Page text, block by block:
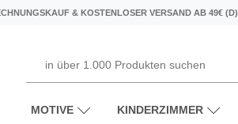
& KOSTENLOSER VERSAND AB 49€ (D)
MOTIVE KINDERZIMMER